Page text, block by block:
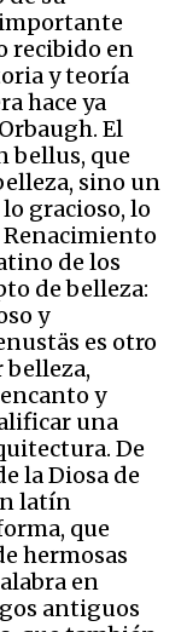
recibido en
y teoría
hace ya
El
bellus, que
sino un
gracioso, lo
Renacimiento
de los
de belleza:
y
es otro
y
una
De
la Diosa de
latín
que
hermosas
en
antiguos